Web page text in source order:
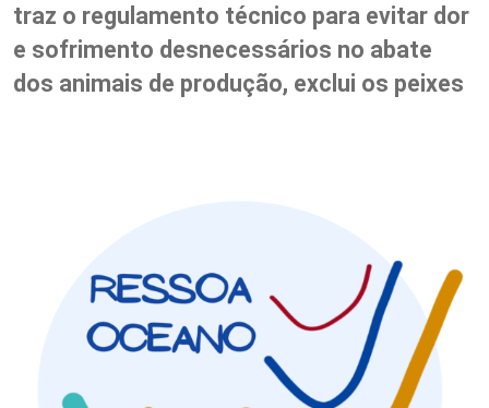
traz o regulamento técnico para evitar dor
e sofrimento desnecessários no abate
dos animais de produção, exclui os peixes